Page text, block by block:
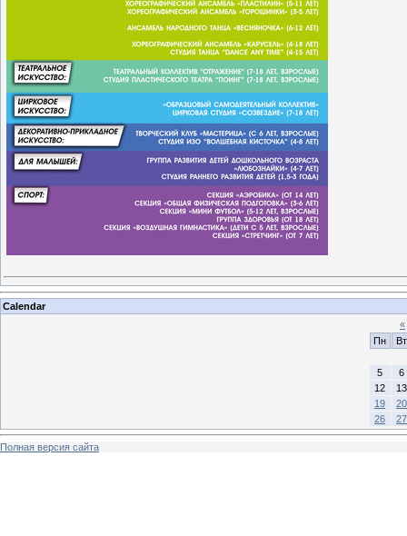
Calendar
«
Пн
Вт
5
6
12
13
19
20
26
27
Полная версия сайта